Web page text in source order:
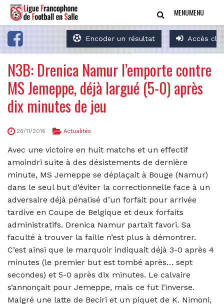
Encoder un résultat Accès
MENUMENU
N3B: Drenica Namur l’emporte contre
MS Jemeppe, déjà largué (5-0) après
dix minutes de jeu
28/11/2016 Actualités
Avec une victoire en huit matchs et un effectif
amoindri suite à des désistements de dernière
minute, MS Jemeppe se déplaçait à Bouge (Namur)
dans le seul but d’éviter la correctionnelle face à un
adversaire déjà pénalisé d’un forfait pour arrivée
tardive en Coupe de Belgique et deux forfaits
administratifs. Drenica Namur partait favori. Sa
faculté à trouver la faille n’est plus à démontrer.
C’est ainsi que le marquoir indiquait déjà 3-0 après 4
minutes (le premier but est tombé après… sept
secondes) et 5-0 après dix minutes. Le calvaire
s’annonçait pour Jemeppe, mais ce fut l’inverse.
Malgré une latte de Beciri et un piquet de K. Nimoni,